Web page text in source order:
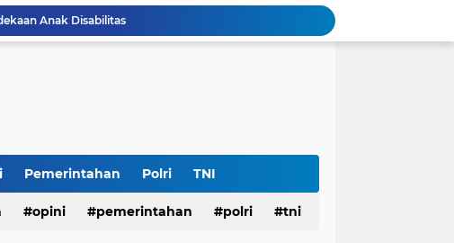
Anak Disabilitas
Siswa Surabaya
Bersih Surabaya
Lomba Pisang Danor 2026 Diluncurkan, Wali Kota Eri Ingin Sampah Organik Selesai dari Rumah
Pelopor Rumah Sehat Ucapkan Dirgahayu RI ke-81
Pemerintahan Polri TNI
opini pemerintahan polri tni